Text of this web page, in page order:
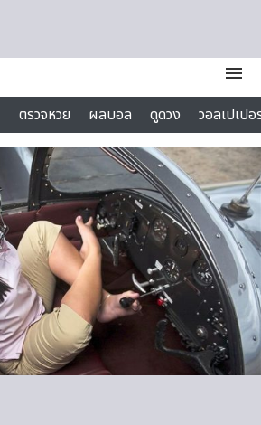
menu
ตรวจหวย ผลบอล ดูดวง
วอลเปเป